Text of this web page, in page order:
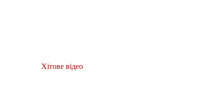
Хітове відео